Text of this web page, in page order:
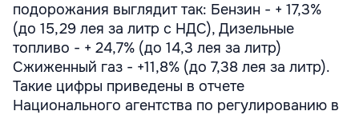
подорожания выглядит так: Бензин - + 17,3%
(до 15,29 лея за литр с НДС), Дизельные
топливо - + 24,7% (до 14,3 лея за литр)
Сжиженный газ - +11,8% (до 7,38 лея за литр).
Такие цифры приведены в отчете
Национального агентства по регулированию в